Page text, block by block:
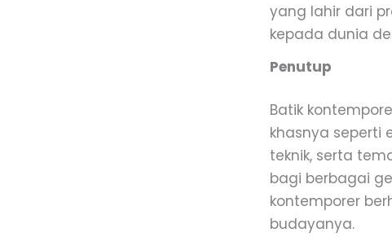
yang lahir dari
kepada dunia
Penutup
Batik
khasnya seperti
teknik, serta
bagi berbagai
kontemporer
budayanya.